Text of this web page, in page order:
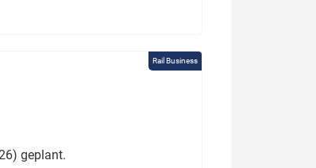
Rail Business
geplant.